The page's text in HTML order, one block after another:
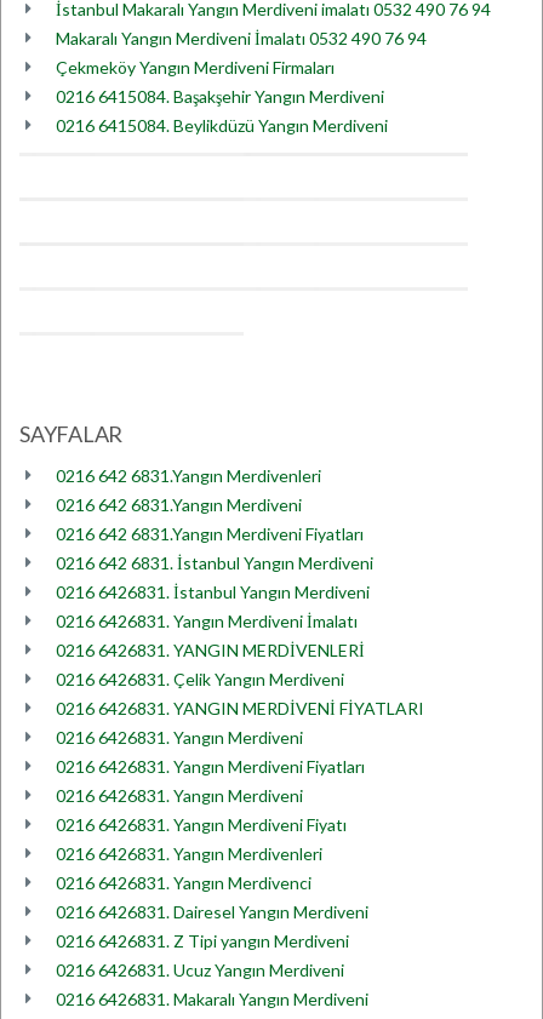
İstanbul Makaralı Yangın Merdiveni imalatı 0532 490 76 94
Makaralı Yangın Merdiveni İmalatı 0532 490 76 94
Çekmeköy Yangın Merdiveni Firmaları
0216 6415084. Başakşehir Yangın Merdiveni
0216 6415084. Beylikdüzü Yangın Merdiveni
SAYFALAR
0216 642 6831.Yangın Merdivenleri
0216 642 6831.Yangın Merdiveni
0216 642 6831.Yangın Merdiveni Fiyatları
0216 642 6831. İstanbul Yangın Merdiveni
0216 6426831. İstanbul Yangın Merdiveni
0216 6426831. Yangın Merdiveni İmalatı
0216 6426831. YANGIN MERDİVENLERİ
0216 6426831. Çelik Yangın Merdiveni
0216 6426831. YANGIN MERDİVENİ FİYATLARI
0216 6426831. Yangın Merdiveni
0216 6426831. Yangın Merdiveni Fiyatları
0216 6426831. Yangın Merdiveni
0216 6426831. Yangın Merdiveni Fiyatı
0216 6426831. Yangın Merdivenleri
0216 6426831. Yangın Merdivenci
0216 6426831. Dairesel Yangın Merdiveni
0216 6426831. Z Tipi yangın Merdiveni
0216 6426831. Ucuz Yangın Merdiveni
0216 6426831. Makaralı Yangın Merdiveni